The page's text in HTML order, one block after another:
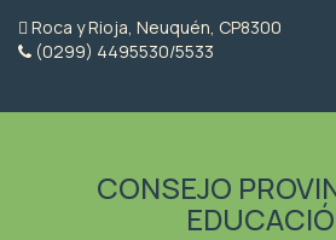
Roca y Rioja, Neuquén, CP8300
(0299) 4495530/5533
CONSEJO